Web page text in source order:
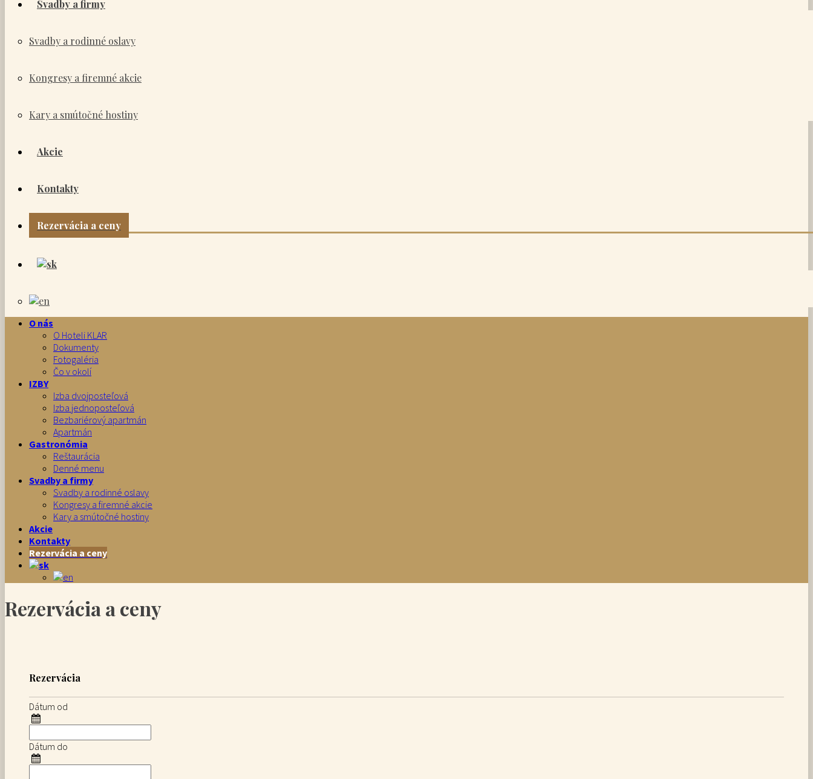
Svadby a firmy
Svadby a rodinné oslavy
Kongresy a firemné akcie
Kary a smútočné hostiny
Akcie
Kontakty
Rezervácia a ceny
O nás
O Hoteli KLAR
Dokumenty
Fotogaléria
Čo v okolí
IZBY
Izba dvojposteľová
Izba jednoposteľová
Bezbariérový apartmán
Apartmán
Gastronómia
Reštaurácia
Denné menu
Svadby a firmy
Svadby a rodinné oslavy
Kongresy a firemné akcie
Kary a smútočné hostiny
Akcie
Kontakty
Rezervácia a ceny
Rezervácia a ceny
Rezervácia
Dátum od
Dátum do